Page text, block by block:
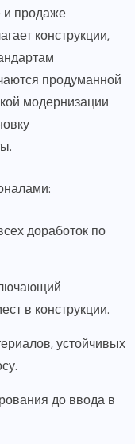
и продаже
конструкции,
продуманной
модернизации
доработок по
в конструкции.
устойчивых
до ввода в